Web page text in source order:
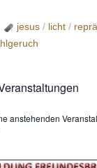
jesus / licht /
anstehenden